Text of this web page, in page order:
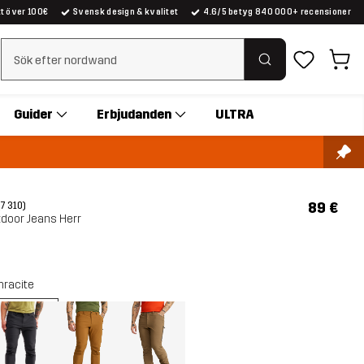
över 100€ Svensk design & kvalitet 4.6/5 betyg 840 000+ recensioner
Rensa sök
Guider Erbjudanden ULTRA
310)
Jeans Herr
89 €